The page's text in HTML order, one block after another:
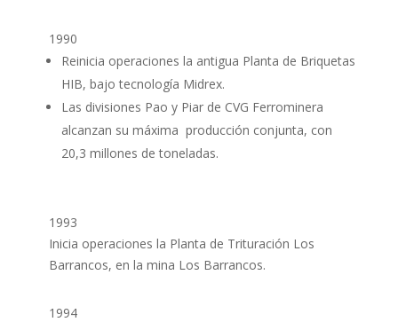
1990
Reinicia operaciones la antigua Planta de Briquetas
HIB, bajo tecnología Midrex.
Las divisiones Pao y Piar de CVG Ferrominera
alcanzan su máxima producción conjunta, con
20,3 millones de toneladas.
1993
Inicia operaciones la Planta de Trituración Los
Barrancos, en la mina Los Barrancos.
1994